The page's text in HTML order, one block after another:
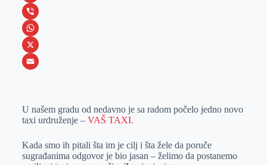
c
e
b
o
e
s
s
e
e
L
i
n
k
I
V
i
b
W
h
s
p
p
X
a
l
U našem gradu od nedavno je sa radom počelo jedno novo
taxi urdruženje – VAŠ TAXI.
Kada smo ih pitali šta im je cilj i šta žele da poruče
sugrađanima odgovor je bio jasan – želimo da postanemo